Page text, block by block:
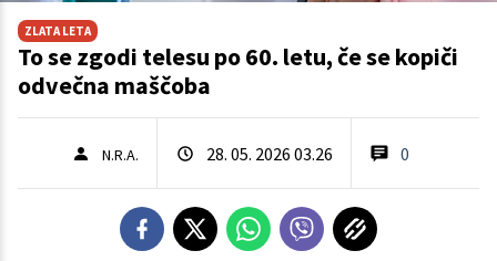
ZLATA LETA
To se zgodi telesu po 60. letu, če se kopiči
odvečna maščoba
N.R.A. 28. 05. 2026 03.26 0